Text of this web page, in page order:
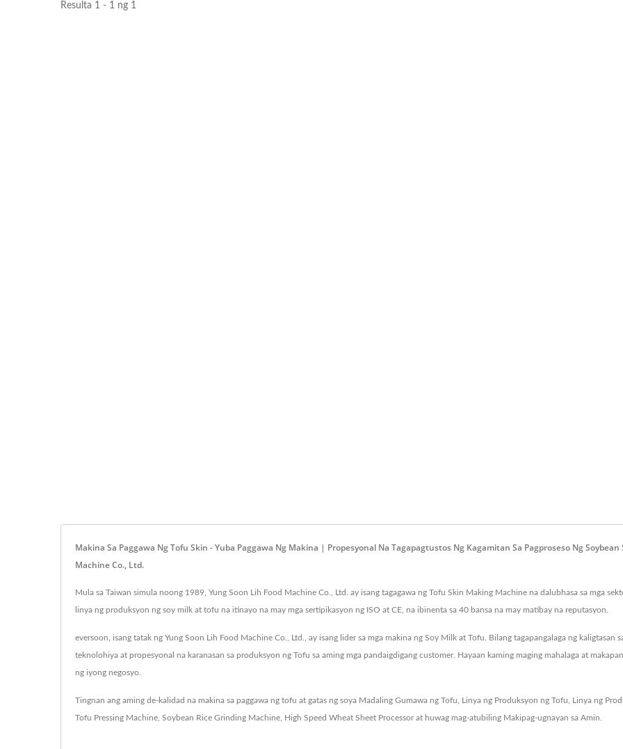
Resulta 1 - 1 ng 1
Makina Sa Paggawa Ng Tofu Skin - Yuba Paggawa Ng Makina | Propesyonal Na Tagapagtustos Ng Kagamitan Sa Pagproseso Ng
Machine Co., Ltd.
Mula sa Taiwan simula noong 1989, Yung Soon Lih Food Machine Co., Ltd. ay isang tagagawa ng Tofu Skin Making Machine na dalubhasa sa mga
linya ng produksyon ng soy milk at tofu na itinayo na may mga sertipikasyon ng ISO at CE, na ibinenta sa 40 bansa na may matibay na reputasyon.
eversoon, isang tatak ng Yung Soon Lih Food Machine Co., Ltd., ay isang lider sa mga makina ng Soy Milk at Tofu. Bilang tagapangalaga ng kaligtasan
teknolohiya at propesyonal na karanasan sa produksyon ng Tofu sa aming mga pandaigdigang customer. Hayaan kaming maging mahalaga at
ng iyong negosyo.
Tingnan ang aming de-kalidad na makina sa paggawa ng tofu at gatas ng soya Madaling Gumawa ng Tofu Linya ng Produksyon ng Tofu Linya ng
Tofu Pressing Machine Soybean Rice Grinding Machine High Speed Wheat Sheet Processorat huwag mag-atubiling Makipag-ugnayan sa Amin